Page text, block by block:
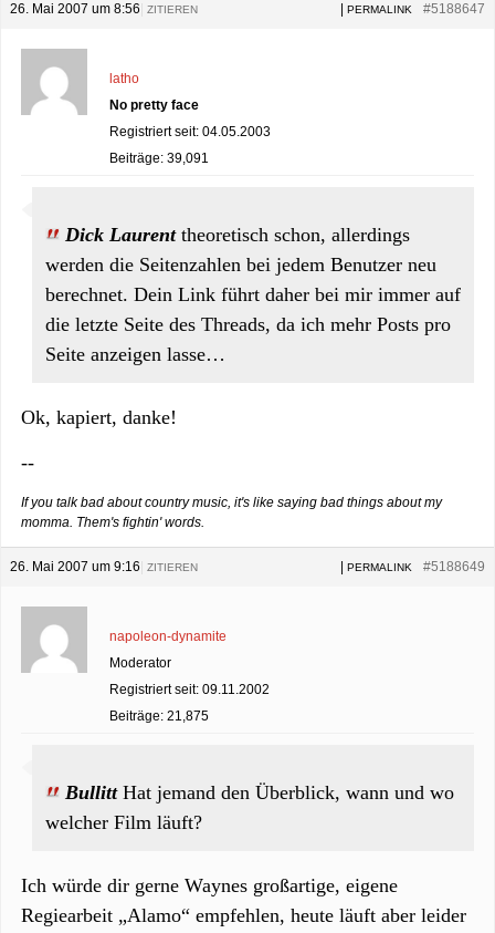
26. Mai 2007 um 8:56 #5188647
PERMALINK
ZITIEREN
latho
No pretty face
Registriert seit: 04.05.2003
Beiträge: 39,091
Dick Laurent theoretisch schon, allerdings
werden die Seitenzahlen bei jedem Benutzer neu
berechnet. Dein Link führt daher bei mir immer auf
die letzte Seite des Threads, da ich mehr Posts pro
Seite anzeigen lasse…
Ok, kapiert, danke!
--
If you talk bad about country music, it's like saying bad things about my
momma. Them's fightin' words.
26. Mai 2007 um 9:16 #5188649
PERMALINK
ZITIEREN
napoleon-dynamite
Moderator
Registriert seit: 09.11.2002
Beiträge: 21,875
Bullitt Hat jemand den Überblick, wann und wo
welcher Film läuft?
Ich würde dir gerne Waynes großartige, eigene
Regiearbeit „Alamo“ empfehlen, heute läuft aber leider